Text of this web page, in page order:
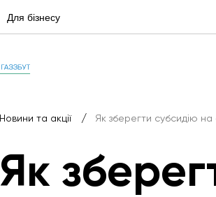
Для бізнесу
Новини та акції / Як зберегти субсидію
Як